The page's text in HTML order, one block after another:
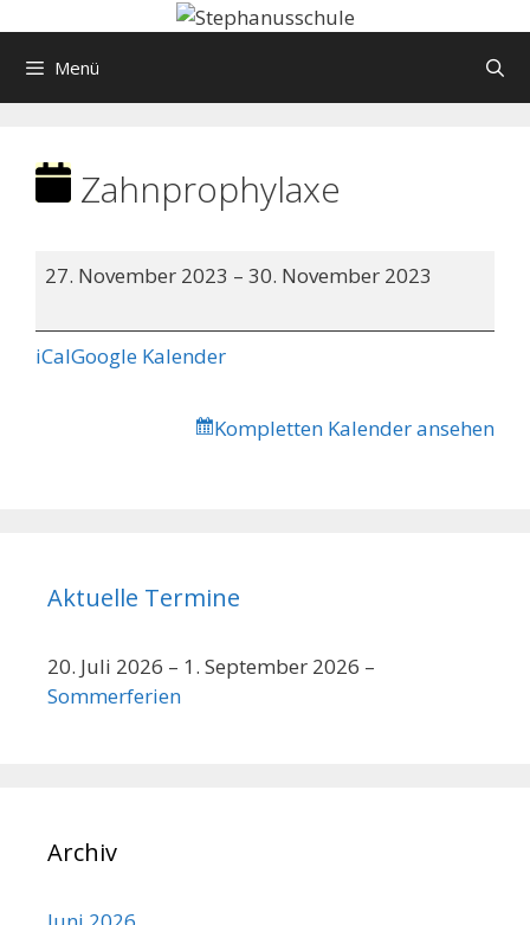
Inhalt Menü
Zahnprophylaxe
Zahnprophylaxe
27. November 2023 – 30. November 2023
iCalGoogle Kalender
Kompletten Kalender ansehen
Aktuelle Termine
20. Juli 2026 – 1. September 2026 –
Sommerferien
Archiv